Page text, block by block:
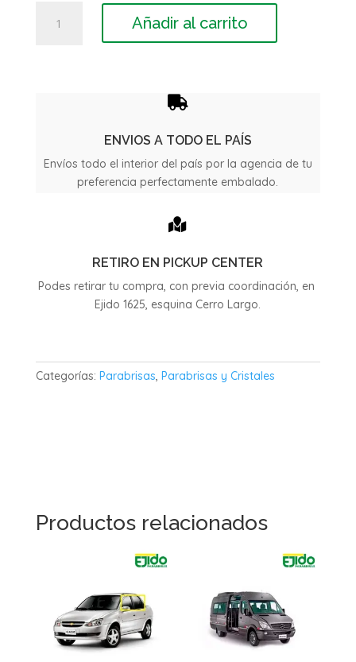
Laminado
Añadir al carrito

ENVIOS A TODO EL PAÍS
Envíos todo el interior del país por la agencia de tu
preferencia perfectamente embalado.

RETIRO EN PICKUP CENTER
Podes retirar tu compra, con previa coordinación, en
Ejido 1625, esquina Cerro Largo.
Categorías: Parabrisas, Parabrisas y Cristales
Productos relacionados